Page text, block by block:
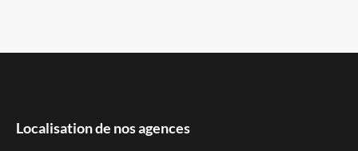
Localisation de nos agences